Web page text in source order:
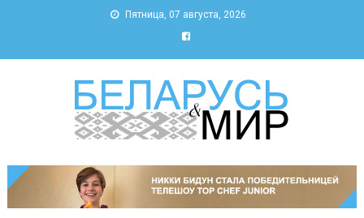
Пятница, 07 августа, 2026
Беларусь и мир